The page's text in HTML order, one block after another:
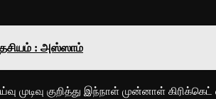
: அஸ்ஸாம்
முடிவு குறித்து இந்நாள் முன்னாள்